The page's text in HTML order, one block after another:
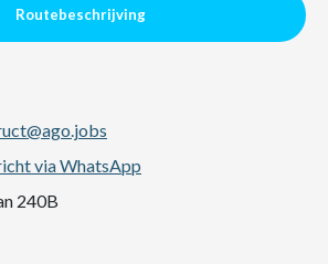
Routebeschrijving
via WhatsApp
240B